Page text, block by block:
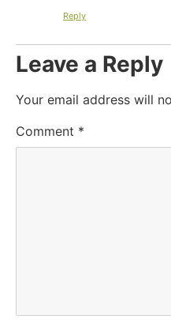
Reply
Leave a Reply
Your email address will
Comment *